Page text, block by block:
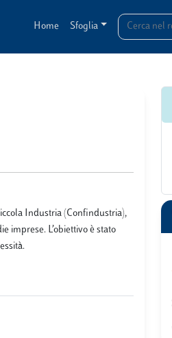
Home Sfoglia
Industria (Confindustria),
imprese. L’obiettivo è stato